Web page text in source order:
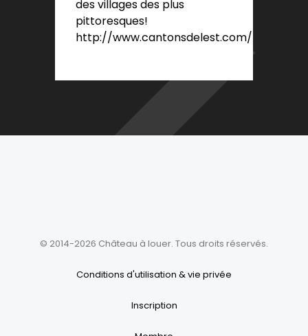
des villages des plus
pittoresques!
http://www.cantonsdelest.com/
© 2014-2026 Château à louer. Tous droits réservés.
Conditions d'utilisation & vie privée
Inscription